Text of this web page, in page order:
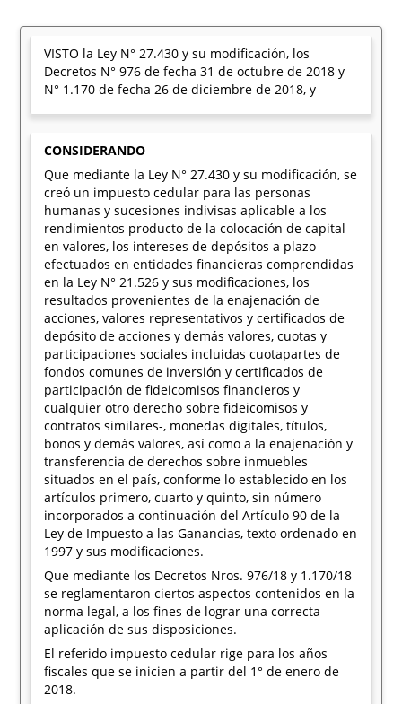
VISTO la Ley N° 27.430 y su modificación, los
Decretos N° 976 de fecha 31 de octubre de 2018 y
N° 1.170 de fecha 26 de diciembre de 2018, y
CONSIDERANDO
Que mediante la Ley N° 27.430 y su modificación, se
creó un impuesto cedular para las personas
humanas y sucesiones indivisas aplicable a los
rendimientos producto de la colocación de capital
en valores, los intereses de depósitos a plazo
efectuados en entidades financieras comprendidas
en la Ley N° 21.526 y sus modificaciones, los
resultados provenientes de la enajenación de
acciones, valores representativos y certificados de
depósito de acciones y demás valores, cuotas y
participaciones sociales incluidas cuotapartes de
fondos comunes de inversión y certificados de
participación de fideicomisos financieros y
cualquier otro derecho sobre fideicomisos y
contratos similares-, monedas digitales, títulos,
bonos y demás valores, así como a la enajenación y
transferencia de derechos sobre inmuebles
situados en el país, conforme lo establecido en los
artículos primero, cuarto y quinto, sin número
incorporados a continuación del Artículo 90 de la
Ley de Impuesto a las Ganancias, texto ordenado en
1997 y sus modificaciones.
Que mediante los Decretos Nros. 976/18 y 1.170/18
se reglamentaron ciertos aspectos contenidos en la
norma legal, a los fines de lograr una correcta
aplicación de sus disposiciones.
El referido impuesto cedular rige para los años
fiscales que se inicien a partir del 1° de enero de
2018.